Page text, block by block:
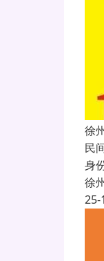
徐
民
身
徐
25-